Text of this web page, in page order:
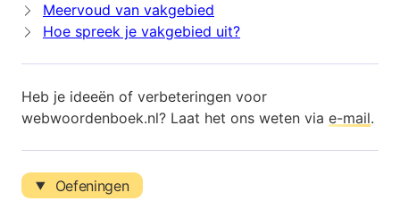
Meervoud van vakgebied
Hoe spreek je vakgebied uit?
Heb je ideeën of verbeteringen voor
webwoordenboek.nl? Laat het ons weten via e-mail.
Oefeningen